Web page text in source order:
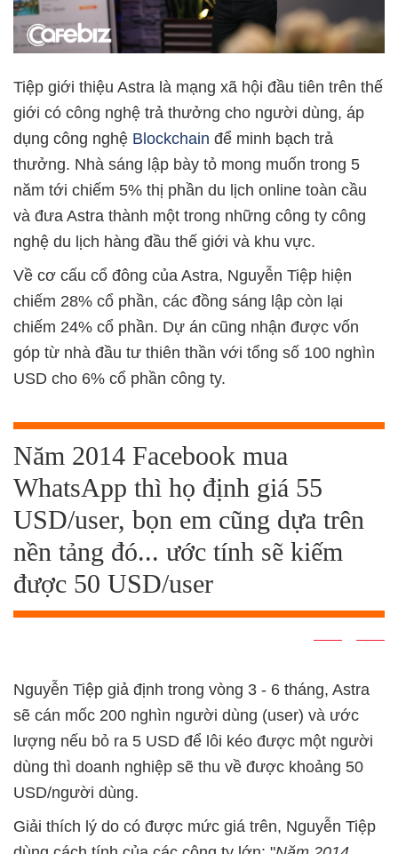
Tiệp giới thiệu Astra là mạng xã hội đầu tiên trên thế
giới có công nghệ trả thưởng cho người dùng, áp
dụng công nghệ Blockchain để minh bạch trả
thưởng. Nhà sáng lập bày tỏ mong muốn trong 5
năm tới chiếm 5% thị phần du lịch online toàn cầu
và đưa Astra thành một trong những công ty công
nghệ du lịch hàng đầu thế giới và khu vực.
Về cơ cấu cổ đông của Astra, Nguyễn Tiệp hiện
chiếm 28% cổ phần, các đồng sáng lập còn lại
chiếm 24% cổ phần. Dự án cũng nhận được vốn
góp từ nhà đầu tư thiên thần với tổng số 100 nghìn
USD cho 6% cổ phần công ty.
Năm 2014 Facebook mua
WhatsApp thì họ định giá 55
USD/user, bọn em cũng dựa trên
nền tảng đó... ước tính sẽ kiếm
được 50 USD/user
Nguyễn Tiệp giả định trong vòng 3 - 6 tháng, Astra
sẽ cán mốc 200 nghìn người dùng (user) và ước
lượng nếu bỏ ra 5 USD để lôi kéo được một người
dùng thì doanh nghiệp sẽ thu về được khoảng 50
USD/người dùng.
Giải thích lý do có được mức giá trên, Nguyễn Tiệp